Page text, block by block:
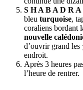
S H A B A D R A
bleu turquoise,
coraliens bordant
nouvelle
d’ouvrir grand les
endroit.
Après 3 heures
l’heure de rentrer.